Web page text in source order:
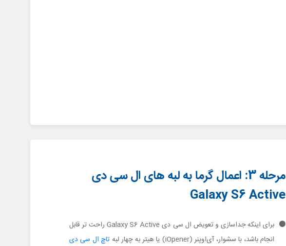
مرحله 3: اعمال گرما به لبه های ال سی دی
Galaxy S6 Active
برای اینکه جداسازی و تعویض ال سی دی Galaxy S6 Active راحت تر قابل
انجام باشد، با سشوار، آی‌اوپنر (iOpener) یا هیتر به چهار لبه
تاچ ال سی دی